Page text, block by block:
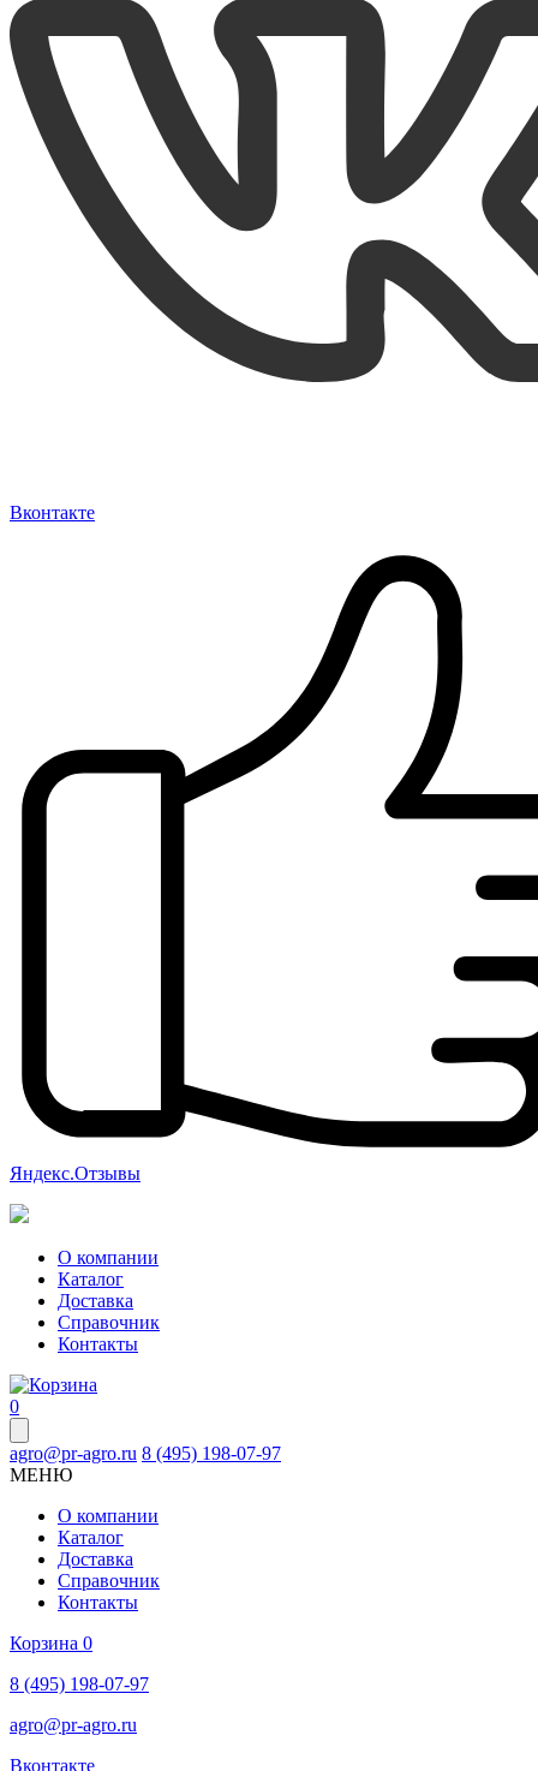
Вконтакте
Яндекс.Отзывы
О компании
Каталог
Доставка
Справочник
Контакты
0
agro@pr-agro.ru 8 (495) 198-07-97
МЕНЮ
О компании
Каталог
Доставка
Справочник
Контакты
Корзина 0
8 (495) 198-07-97
agro@pr-agro.ru
Вконтакте